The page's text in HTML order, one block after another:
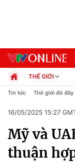
Chuyên mục
Chính trị
THẾ GIỚI
Chính trị
Pháp luật
Kinh tế
Thể thao
Truyền hình
Tin tức Thế giới đó đây
16/05/2025 15:27
Mỹ và
thuận